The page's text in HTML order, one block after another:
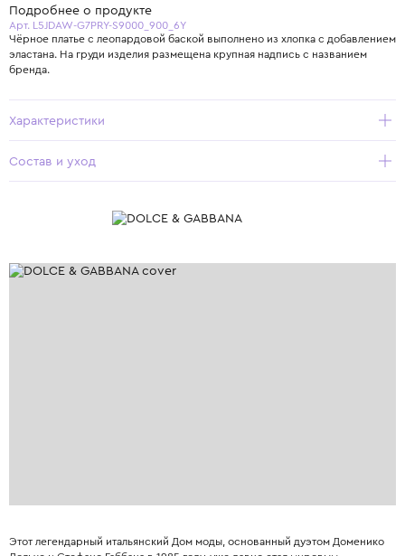
Подробнее о продукте
Арт. L5JDAW-G7PRY-S9000_900_6Y
Чёрное платье с леопардовой баской выполнено из хлопка с добавлением
эластана. На груди изделия размещена крупная надпись с названием
бренда.
Характеристики
Состав и уход
Этот легендарный итальянский Дом моды, основанный дуэтом Доменико